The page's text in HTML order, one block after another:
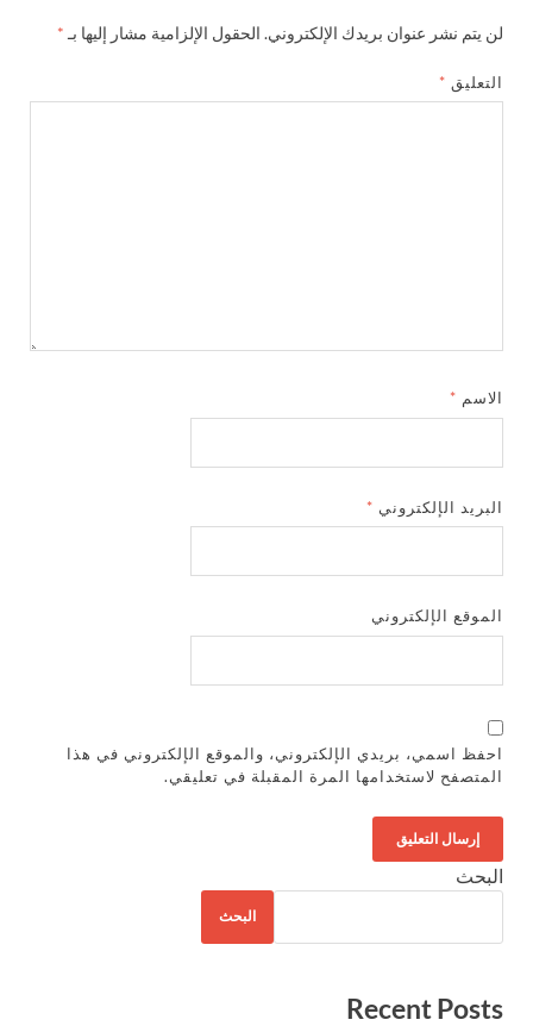
لن يتم نشر عنوان بريدك الإلكتروني. الحقول الإلزامية مشار إليها بـ *
التعليق *
الاسم *
البريد الإلكتروني *
الموقع الإلكتروني
احفظ اسمي، بريدي الإلكتروني، والموقع الإلكتروني في هذا
المتصفح لاستخدامها المرة المقبلة في تعليقي.
البحث
البحث
Recent Posts